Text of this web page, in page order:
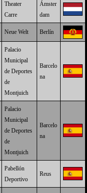
Theater
Carre
Ámster
dam
Neue Welt Berlín
Palacio
Municipal
de Deportes
de
Montjuich
Barcelo
na
Palacio
Municipal
de Deportes
de
Montjuich
Barcelo
na
Pabellón
Deportivo
Reus